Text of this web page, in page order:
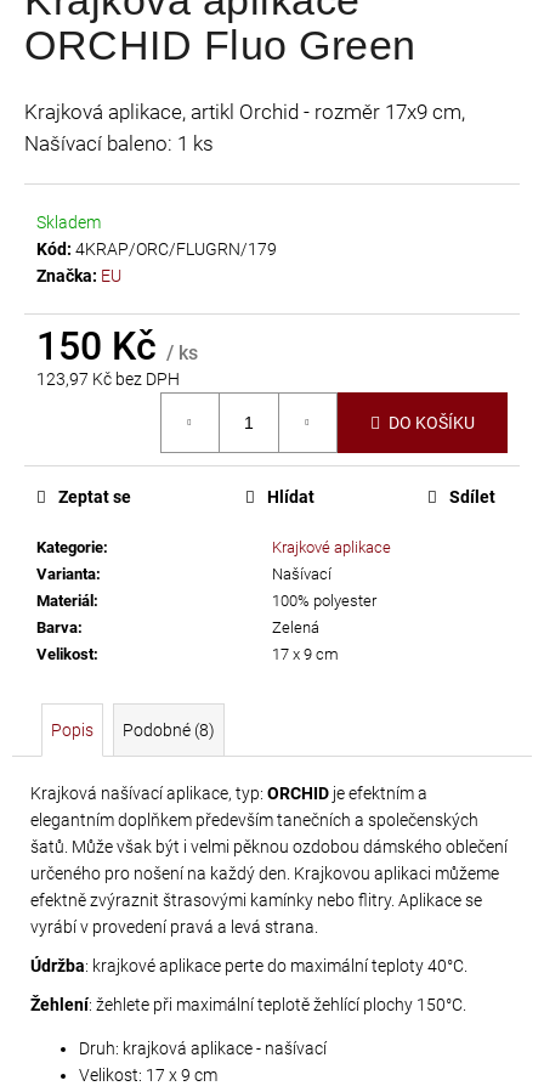
je
0,0
hvězdiček.
ORCHID Fluo Green
Krajková aplikace, artikl Orchid - rozměr 17x9 cm,
Našívací baleno: 1 ks
Skladem
Kód: 4KRAP/ORC/FLUGRN/179
Značka: EU
150 Kč / ks
123,97 Kč bez DPH
DO KOŠÍKU
Kategorie:
Krajkové aplikace
Varianta:
Našívací
Materiál:
100% polyester
Barva:
Zelená
Velikost: 17 x 9 cm
Zeptat se Hlídat Sdílet
Popis Podobné (8)
Krajková našívací aplikace, typ: ORCHID je efektním a
elegantním doplňkem především tanečních a společenských
šatů. Může však být i velmi pěknou ozdobou dámského oblečení
určeného pro nošení na každý den. Krajkovou aplikaci můžeme
efektně zvýraznit štrasovými kamínky nebo flitry. Aplikace se
vyrábí v provedení pravá a levá strana.
Údržba: krajkové aplikace perte do maximální teploty 40°C.
Žehlení: žehlete při maximální teplotě žehlící plochy 150°C.
Druh: krajková aplikace - našívací
Velikost: 17 x 9 cm
a
j
t
?
D
o
č
u
e
m
PRECIOSA
VIVA12
NH
SS-
5
CRYSTAL
55